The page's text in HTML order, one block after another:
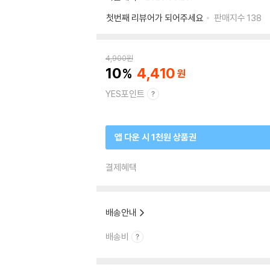
첫번째 리뷰어가 되어주세요
판매지수 138
4,900원
10 4,410
YES포인트
앱 다운 시 1천원 상품권
결제혜택
배송안내
배송비